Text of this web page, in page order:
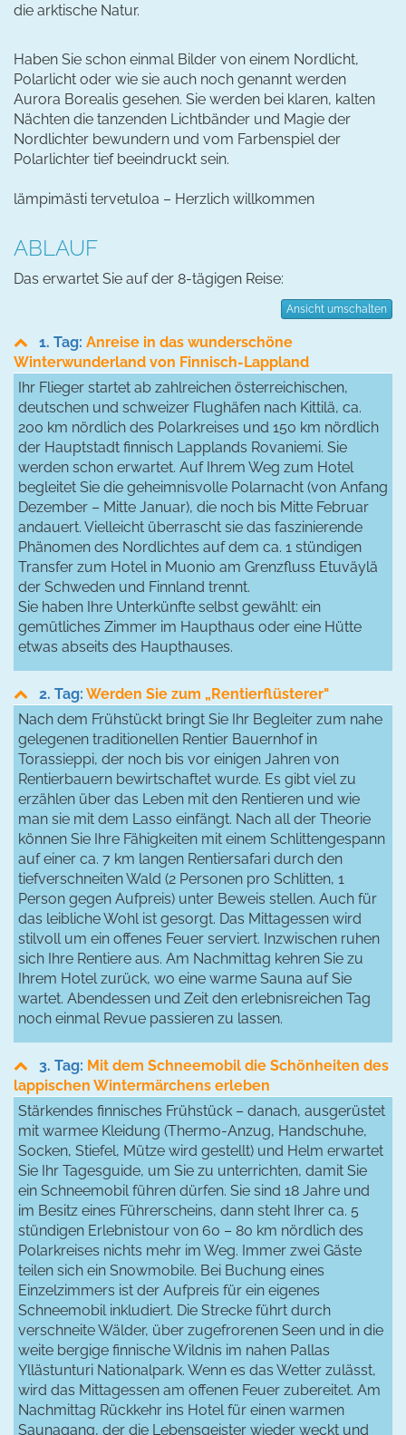
die arktische Natur.
Haben Sie schon einmal Bilder von einem Nordlicht,
Polarlicht oder wie sie auch noch genannt werden
Aurora Borealis gesehen. Sie werden bei klaren, kalten
Nächten die tanzenden Lichtbänder und Magie der
Nordlichter bewundern und vom Farbenspiel der
Polarlichter tief beeindruckt sein.
lämpimästi tervetuloa – Herzlich willkommen
ABLAUF
Das erwartet Sie auf der 8-tägigen Reise:
Ansicht umschalten
1. Tag: Anreise in das wunderschöne
Winterwunderland von Finnisch-Lappland
Ihr Flieger startet ab zahlreichen österreichischen,
deutschen und schweizer Flughäfen nach Kittilä, ca.
200 km nördlich des Polarkreises und 150 km nördlich
der Hauptstadt finnisch Lapplands Rovaniemi. Sie
werden schon erwartet. Auf Ihrem Weg zum Hotel
begleitet Sie die geheimnisvolle Polarnacht (von Anfang
Dezember – Mitte Januar), die noch bis Mitte Februar
andauert. Vielleicht überrascht sie das faszinierende
Phänomen des Nordlichtes auf dem ca. 1 stündigen
Transfer zum Hotel in Muonio am Grenzfluss Etuväylä
der Schweden und Finnland trennt.
Sie haben Ihre Unterkünfte selbst gewählt: ein
gemütliches Zimmer im Haupthaus oder eine Hütte
etwas abseits des Haupthauses.
2. Tag: Werden Sie zum „Rentierflüsterer"
Nach dem Frühstückt bringt Sie Ihr Begleiter zum nahe
gelegenen traditionellen Rentier Bauernhof in
Torassieppi, der noch bis vor einigen Jahren von
Rentierbauern bewirtschaftet wurde. Es gibt viel zu
erzählen über das Leben mit den Rentieren und wie
man sie mit dem Lasso einfängt. Nach all der Theorie
können Sie Ihre Fähigkeiten mit einem Schlittengespann
auf einer ca. 7 km langen Rentiersafari durch den
tiefverschneiten Wald (2 Personen pro Schlitten, 1
Person gegen Aufpreis) unter Beweis stellen. Auch für
das leibliche Wohl ist gesorgt. Das Mittagessen wird
stilvoll um ein offenes Feuer serviert. Inzwischen ruhen
sich Ihre Rentiere aus. Am Nachmittag kehren Sie zu
Ihrem Hotel zurück, wo eine warme Sauna auf Sie
wartet. Abendessen und Zeit den erlebnisreichen Tag
noch einmal Revue passieren zu lassen.
3. Tag: Mit dem Schneemobil die Schönheiten des
lappischen Wintermärchens erleben
Stärkendes finnisches Frühstück – danach, ausgerüstet
mit warmee Kleidung (Thermo-Anzug, Handschuhe,
Socken, Stiefel, Mütze wird gestellt) und Helm erwartet
Sie Ihr Tagesguide, um Sie zu unterrichten, damit Sie
ein Schneemobil führen dürfen. Sie sind 18 Jahre und
im Besitz eines Führerscheins, dann steht Ihrer ca. 5
stündigen Erlebnistour von 60 – 80 km nördlich des
Polarkreises nichts mehr im Weg. Immer zwei Gäste
teilen sich ein Snowmobile. Bei Buchung eines
Einzelzimmers ist der Aufpreis für ein eigenes
Schneemobil inkludiert. Die Strecke führt durch
verschneite Wälder, über zugefrorenen Seen und in die
weite bergige finnische Wildnis im nahen Pallas
Yllästunturi Nationalpark. Wenn es das Wetter zulässt,
wird das Mittagessen am offenen Feuer zubereitet. Am
Nachmittag Rückkehr ins Hotel für einen warmen
Saunagang, der die Lebensgeister wieder weckt und